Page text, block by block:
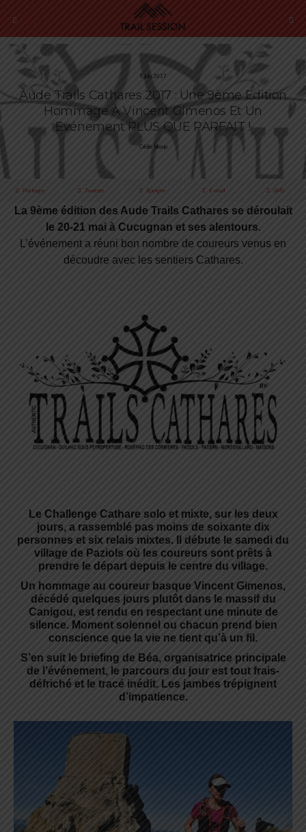
5 Juin 2017
Aude Trails Cathares 2017 : Une 9ème Edition
Hommage À Vincent Gimenos Et Un
Evénement PLUS QUE PARFAIT !
Cédric Masip
Partager Tweeter Épingler E-mail SMS
La 9ème édition des Aude Trails Cathares se déroulait
le 20-21 mai à Cucugnan et ses alentours.
L’événement a réuni bon nombre de coureurs venus en
découdre avec les sentiers Cathares.
Le Challenge Cathare solo et mixte, sur les deux
jours, a rassemblé pas moins de soixante dix
personnes et six relais mixtes. Il débute le samedi du
village de Paziols où les coureurs sont prêts à
prendre le départ depuis le centre du village.
Un hommage au coureur basque Vincent Gimenos,
décédé quelques jours plutôt dans le massif du
Canigou, est rendu en respectant une minute de
silence. Moment solennel ou chacun prend bien
conscience que la vie ne tient qu’à un fil.
S’en suit le briefing de Béa, organisatrice principale
de l’événement, le parcours du jour est tout frais-
défriché et le tracé inédit. Les jambes trépignent
d’impatience.